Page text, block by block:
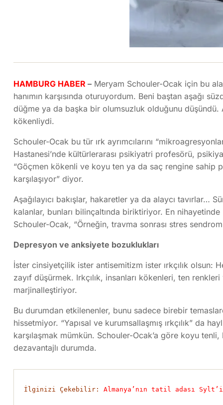
HAMBURG HABER – Meryam Schouler-Ocak için bu
hanımın karşısında oturuyordum. Beni baştan aşağı
düğme ya da başka bir olumsuzluk olduğunu
kökenliydi.
Schouler-Ocak bu tür ırk ayrımcılarını
Hastanesi’nde kültürlerarası psikiyatri profesörü,
“Göçmen kökenli ve koyu ten ya da saç rengine sahip
karşılaşıyor” diyor.
Aşağılayıcı bakışlar, hakaretler ya da alaycı tavırlar…
kalanlar, bunları bilinçaltında biriktiriyor. En
Schouler-Ocak, “Örneğin, travma sonrası stres
Depresyon ve anksiyete bozuklukları
İster cinsiyetçilik ister antisemitizm ister ırkçılık olsun:
zayıf düşürmek. Irkçılık, insanları kökenleri, ten
marjinalleştiriyor.
Bu durumdan etkilenenler, bunu sadece birebir
hissetmiyor. “Yapısal ve kurumsallaşmış ırkçılık” da
karşılaşmak mümkün. Schouler-Ocak’a göre koyu
dezavantajlı durumda.
İlginizi Çekebilir: Almanya’nın tatil adası